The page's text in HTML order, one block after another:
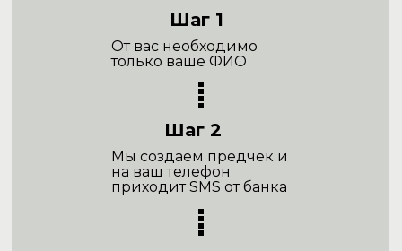
Шаг 1
От вас необходимо
только ваше ФИО
Шаг 2
Мы создаем предчек и
на ваш телефон
приходит SMS от банка